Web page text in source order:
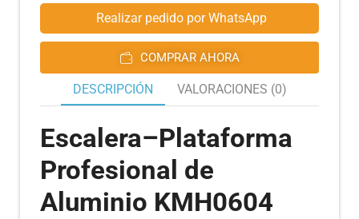
Realizar pedido por WhatsApp
COMPRAR AHORA
DESCRIPCIÓN VALORACIONES (0)
Escalera–Plataforma
Profesional de
Aluminio KMH0604